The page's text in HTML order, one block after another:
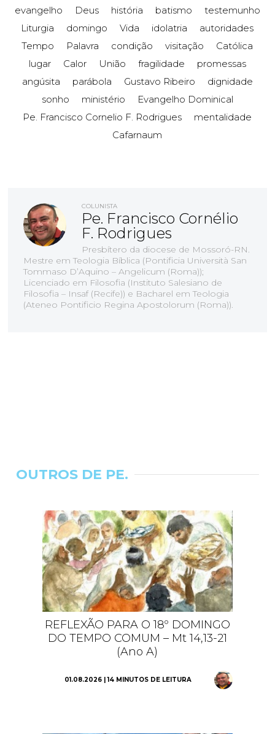
evangelho
Deus história batismo
testemunho
Liturgia
domingo Vida idolatria
autoridades
Tempo
Palavra condição visitação
Católica
lugar
Calor União fragilidade
promessas
angúsita
parábola Gustavo Ribeiro
dignidade
sonho
ministério
Evangelho Dominical
Pe. Francisco Cornelio F. Rodrigues
mentalidade
Cafarnaum
COLUNISTA
Pe. Francisco Cornélio
F. Rodrigues
Presbítero da diocese de Mossoró-RN.
Mestre em Teologia Bíblica (Pontificia Università San
Tommaso D’Aquino – Angelicum (Roma));
Licenciado em Filosofia (Instituto Salesiano de
Filosofia – Insaf (Recife)) e Bacharel em Teologia
(Ateneo Pontificio Regina Apostolorum (Roma)).
OUTROS DE PE.
REFLEXÃO PARA O 18º DOMINGO
DO TEMPO COMUM – Mt 14,13-21
(Ano A)
01.08.2026 | 14 MINUTOS DE LEITURA